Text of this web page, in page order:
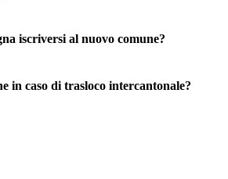
iscriversi al nuovo comune?
in caso di trasloco intercantonale?